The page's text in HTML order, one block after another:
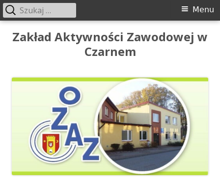
Przeskocz
Zakład Aktywności Zawodowej w
Czarnem
Menu
główne
Menu
Szukaj: